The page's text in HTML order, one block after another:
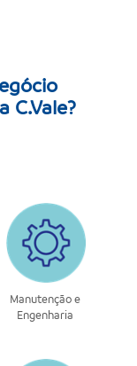
C.Vale?
Manutenção e
Engenharia